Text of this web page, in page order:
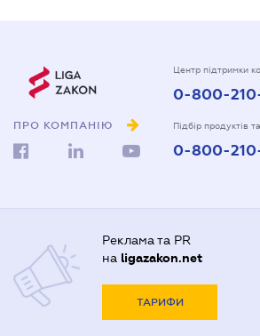
ПРО КОМПАНІЮ
Центр підтримки
0-800-
Підбір продуктів
0-800-
Реклама та PR
на ligazakon.net
ТАРИФИ